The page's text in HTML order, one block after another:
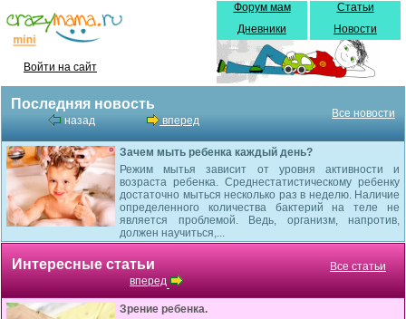
Войти на сайт
Форум мам
Дневники
Статьи
Новости
Последняя новость
назад вперед
Все новости
Зачем мыть ребенка каждый день?
Режим мытья зависит от уровня активности и
возраста ребенка. Среднестатистическому ребенку
достаточно мыться несколько раз в неделю. Наличие
определенного количества бактерий на теле не
является проблемой. Ведь, организм, напротив,
должен научиться,...
Интересные статьи
вперед
Все статьи
Зрение ребенка.